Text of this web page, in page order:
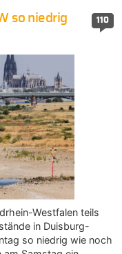
110
so niedrig
Westfalen teils
in Duisburg-
so niedrig wie noch